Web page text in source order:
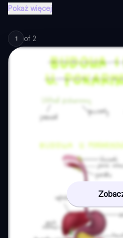
Pokaż więcej
1 of 2